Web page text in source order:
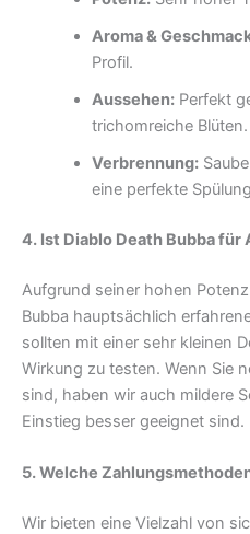
Aroma &
Profil.
Aussehen:Perfekt
trichomreiche Blüten.
Verbrennung:
eine perfekte
4. Ist Diablo Death Bubba
Aufgrund seiner hohen
Bubba hauptsächlich
sollten mit einer sehr kleinen
Wirkung zu testen. Wenn Sie
sind, haben wir auch mildere
Einstieg besser geeignet sind.
5. Welche
Wir bieten eine Vielzahl von